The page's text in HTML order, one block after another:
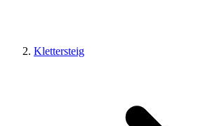
Klettersteig